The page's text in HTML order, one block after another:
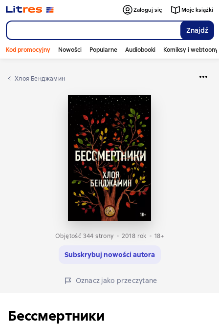
Znajdź
Zaloguj się Moje książki
Kod promocyjny Nowości Popularne Audiobooki Komiksy i webtoony
Хлоя Бенджамин
Objętość 344 strony 2018 rok 18+
Subskrybuj nowości autora
Oznacz jako przeczytane
Бессмертники